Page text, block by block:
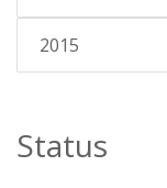
2015
Status